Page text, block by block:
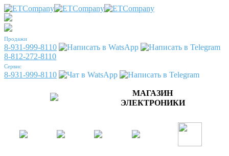
Продажи
8-931-999-8110
8-812-272-8110
Сервис
8-931-999-8110
МАГАЗИН
ЭЛЕКТРОНИКИ